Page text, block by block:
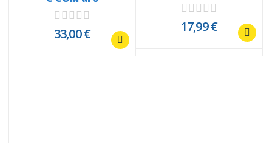
33,00 € 17,99 €